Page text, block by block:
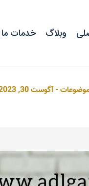
وبلاگ خدمات ما
-آگوست 30, 2023